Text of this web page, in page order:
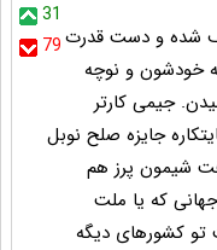
31
79شده و دست قدرت
خودشون و نوچه
جیمی کارتر
جایزه صلح نوبل
شیمون پرز هم
که یا ملت
تو کشورهای دیگه